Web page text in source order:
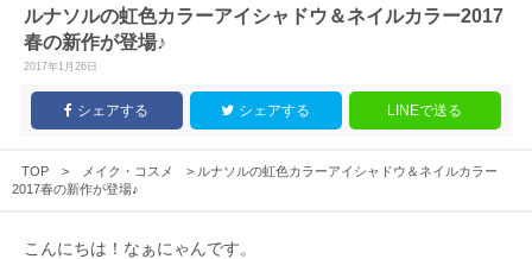
ルナソルの虹色カラーアイシャドウ＆ネイルカラー2017
春の新作が登場♪
2017年1月26日
シェアする シェアする LINEで送る
TOP > メイク・コスメ > ルナソルの虹色カラーアイシャドウ＆ネイルカラー
2017春の新作が登場♪
こんにちは！なぁにゃんです。